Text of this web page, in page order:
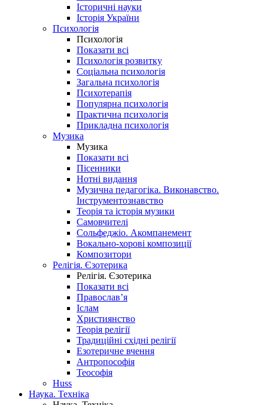
Історичні науки
Історія України
Психологія
Психологія
Показати всі
Психологія розвитку
Соціальна психологія
Загальна психологія
Психотерапія
Популярна психологія
Практична психологія
Прикладна психологія
Музика
Музика
Показати всі
Пісенники
Нотні видання
Музична педагогіка. Виконавство.
Інструментознавство
Теорія та історія музики
Самовчителі
Сольфеджіо. Акомпанемент
Вокально-хорові композиції
Композитори
Релігія. Єзотерика
Релігія. Єзотерика
Показати всі
Православ’я
Іслам
Християнство
Теорія релігії
Традиційні східні релігії
Езотеричне вчення
Антропософія
Теософія
Huss
Наука. Техніка